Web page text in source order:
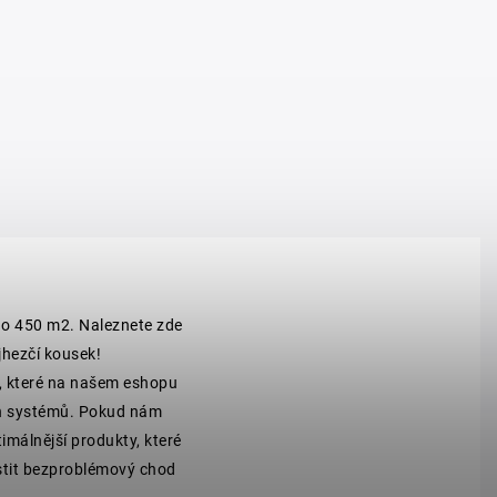
450 m2. Naleznete zde
kousek!
na našem eshopu
systémů. Pokud nám
produkty, které
bezproblémový chod